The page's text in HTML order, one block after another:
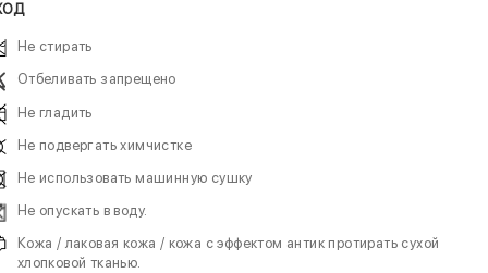
Не стирать
Отбеливать запрещено
Не гладить
Не подвергать химчистке
Не использовать машинную сушку
Не опускать в воду.
Кожа / лаковая кожа / кожа с эффектом антик протирать сухой
хлопковой тканью.